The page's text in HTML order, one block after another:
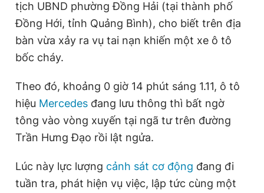
tịch UBND phường Đồng Hải (tại thành phố
Đồng Hới, tỉnh Quảng Bình), cho biết trên địa
bàn vừa xảy ra vụ tai nạn khiến một xe ô tô
bốc cháy.
Theo đó, khoảng 0 giờ 14 phút sáng 1.11, ô tô
hiệu Mercedes đang lưu thông thì bất ngờ
tông vào vòng xuyến tại ngã tư trên đường
Trần Hưng Đạo rồi lật ngửa.
Lúc này lực lượng cảnh sát cơ động đang đi
tuần tra, phát hiện vụ việc, lập tức cùng một